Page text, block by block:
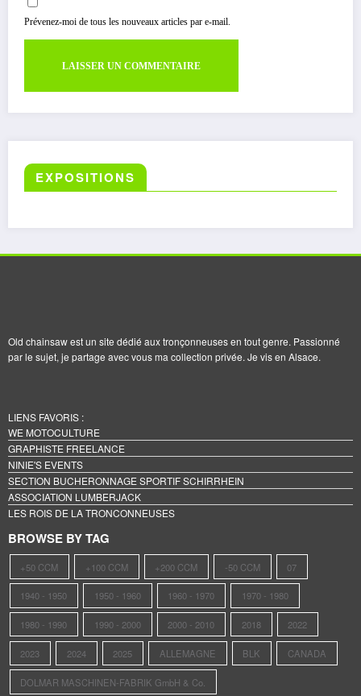
Prévenez-moi de tous les nouveaux articles par e-mail.
EXPOSITIONS
Old chainsaw est un site dédié aux tronçonneuses en tout genre. Passionné
par le sujet, je partage avec vous ma collection privée. Je vis en Alsace.
LIENS FAVORIS :
WE MOTOCULTURE
GRAPHISTE FREELANCE
NINIE'S EVENTS
SECTION BUCHERONNAGE SPORTIF SCHIRRHEIN
ASSOCIATION LUMBERJACK
LES ROIS DE LA TRONCONNEUSES
BROWSE BY TAG
+50 CCM +100 CCM +200 CCM -50 CCM 07
1940 - 1950 1950 - 1960 1960 - 1970 1970 - 1980
1980 - 1990 1990 - 2000 2000 - 2010 2018 2022
2023 2024 2025 ALLEMAGNE BLK CANADA
DOLMAR MASCHINEN-FABRIK GmbH & Co.